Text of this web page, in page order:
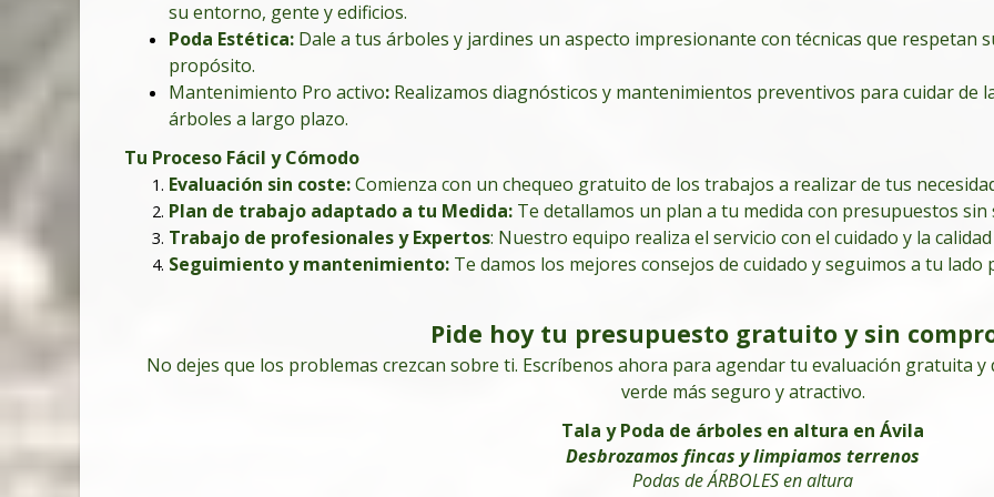
su entorno, gente y edificios.
Poda Estética: Dale a tus árboles y jardines un aspecto impresionante con técnicas que respetan
propósito.
Mantenimiento Pro activo: Realizamos diagnósticos y mantenimientos preventivos para cuidar de
árboles a largo plazo.
Tu Proceso Fácil y Cómodo
Evaluación sin coste:Comienza con un chequeo gratuito de los trabajos a realizar de tus
Plan de trabajo adaptado a tu Medida: Te detallamos un plan a tu medida con presupuestos sin
Trabajo de profesionales y Expertos: Nuestro equipo realiza el servicio con el cuidado y la
Seguimiento y mantenimiento: Te damos los mejores consejos de cuidado y seguimos a tu
Pide hoy tu presupuesto gratuito y sin
No dejes que los problemas crezcan sobre ti. Escríbenos ahora para agendar tu evaluación gratuita
verde más seguro y atractivo.
Tala y Poda de árboles en altura en Ávila
Desbrozamos fincas y limpiamos terrenos
Podas de ÁRBOLES en altura
Si tu jardín está listo para transformarse, y nosotros estamos listos para
Poda árboles en Ávila
tu seguridad y tranquilidad, guardianes de tu jardín en las alturas. No lo dudes mas. Nuestro
para ver cómo la técnica y la seguridad se fusionan en armonía? Contacta con nosotros.
espléndido.
Realizamos podas en árboles grandes y desbrozamos fincas para mantener un entorno seguro y
endoterapia para tratar y eliminar nidos de orugas en la zona de Madrid. Confíe en nuestra experiencia
excepcionales en todos nuestros trabajos de podas y talas en altura.
Pide tu presupuesto gratuito y sin compromiso
Podadores y taladores de árboles
Elígenos para Servicios de Poda y Tala en
Cuando eliges nuestra empresa de podadores y taladores de árboles, estás eligiendoexperiencia,
combina la sabiduría de la profesionalidad y experiencia con la confianza de la certificación que
lo
Contáctanos hoy y asegura lo mejor para tus árboles y tu
Árboles de gran alturaÁrboles de gran altura
Con nosotros, estás en Manos Seguras
ElegirPodazon, empresa de tala y podas en altura
, significa optar por una empresa que valora la
enorgullecemos de seguir todas las normativas pertinentes, protegiendo a nuestros empleados y
tranquilidad que mereces. Contáctanos para más información y para experimentar un servicio de tala y
primer lugar.
Solicita tu presupuesto gratuito y sin compromiso